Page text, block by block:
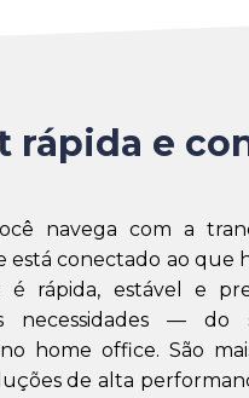
rápida e
navega com a
está conectado ao que
é rápida, estável e
necessidades — do
home office. São
de alta